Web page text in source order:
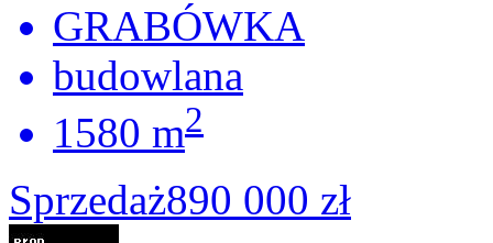
GRABÓWKA
budowlana
1580 m2
Sprzedaż890 000 zł